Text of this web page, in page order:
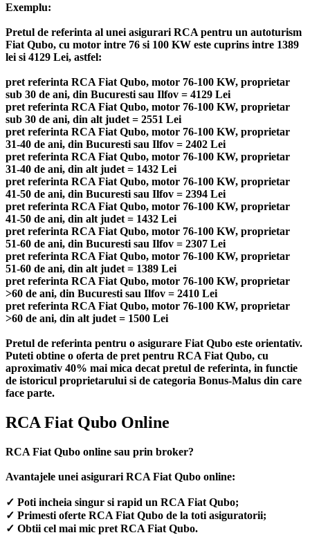
Exemplu:
Pretul de referinta al unei asigurari RCA pentru un autoturism
Fiat Qubo, cu motor intre 76 si 100 KW este cuprins intre 1389
lei si 4129 Lei, astfel:
pret referinta RCA Fiat Qubo, motor 76-100 KW, proprietar
sub 30 de ani, din Bucuresti sau Ilfov = 4129 Lei
pret referinta RCA Fiat Qubo, motor 76-100 KW, proprietar
sub 30 de ani, din alt judet = 2551 Lei
pret referinta RCA Fiat Qubo, motor 76-100 KW, proprietar
31-40 de ani, din Bucuresti sau Ilfov = 2402 Lei
pret referinta RCA Fiat Qubo, motor 76-100 KW, proprietar
31-40 de ani, din alt judet = 1432 Lei
pret referinta RCA Fiat Qubo, motor 76-100 KW, proprietar
41-50 de ani, din Bucuresti sau Ilfov = 2394 Lei
pret referinta RCA Fiat Qubo, motor 76-100 KW, proprietar
41-50 de ani, din alt judet = 1432 Lei
pret referinta RCA Fiat Qubo, motor 76-100 KW, proprietar
51-60 de ani, din Bucuresti sau Ilfov = 2307 Lei
pret referinta RCA Fiat Qubo, motor 76-100 KW, proprietar
51-60 de ani, din alt judet = 1389 Lei
pret referinta RCA Fiat Qubo, motor 76-100 KW, proprietar
>60 de ani, din Bucuresti sau Ilfov = 2410 Lei
pret referinta RCA Fiat Qubo, motor 76-100 KW, proprietar
>60 de ani, din alt judet = 1500 Lei
Pretul de referinta pentru o asigurare Fiat Qubo este orientativ.
Puteti obtine o oferta de pret pentru RCA Fiat Qubo, cu
aproximativ 40% mai mica decat pretul de referinta, in functie
de istoricul proprietarului si de categoria Bonus-Malus din care
face parte.
RCA Fiat Qubo Online
RCA Fiat Qubo online sau prin broker?
Avantajele unei asigurari RCA Fiat Qubo online:
✓ Poti incheia singur si rapid un RCA Fiat Qubo;
✓ Primesti oferte RCA Fiat Qubo de la toti asiguratorii;
✓ Obtii cel mai mic pret RCA Fiat Qubo.